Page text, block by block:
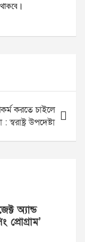
করতে চাইলে
উপদেষ্টা
অ্যান্ড